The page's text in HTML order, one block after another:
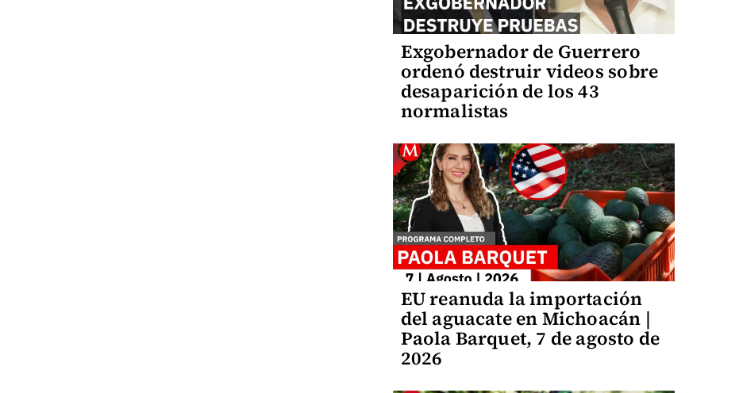
Exgobernador de Guerrero
ordenó destruir videos sobre
desaparición de los 43
normalistas
EU reanuda la importación
del aguacate en Michoacán |
Paola Barquet, 7 de agosto de
2026